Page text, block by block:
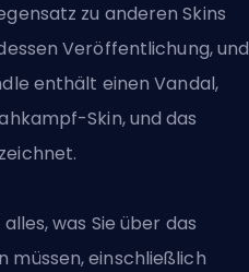
zu anderen Skins
Veröffentlichung, und
enthält einen Vandal,
Skin, und das
was Sie über das
müssen, einschließlich